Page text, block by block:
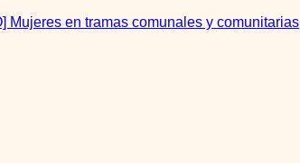
Mujeres en tramas comunales y comunitarias